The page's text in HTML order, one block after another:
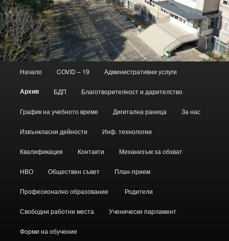
Към
основното
съдържание
Начало COVID – 19 Административни услуги
Архив БДП Благотворителност и дарителство
График на учебното време Дигитална раница За нас
Извънкласни дейности Инф. технологии
Квалификация Контакти Механизъм за обхват
НВО Обществен съвет План-прием
Професионално образование Родители
Свободни работни места Ученически парламент
Форми на обучение